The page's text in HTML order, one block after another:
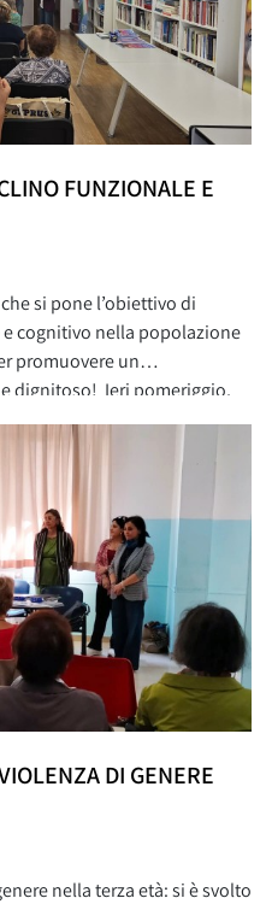
FUNZIONALE E
si pone l’obiettivo di
cognitivo nella popolazione
promuovere un
dignitoso! Ieri pomeriggio,
svolto un incontro di
del reclutamento degli
DI GENERE
nella terza età: si è svolto